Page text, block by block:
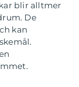
blir alltmer
De
kan